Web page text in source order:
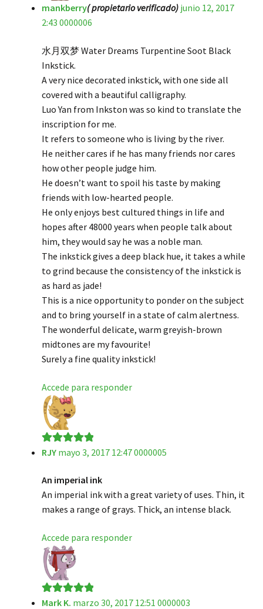
mankberry( propietario verificado) junio 12, 2017
2:43 0000006
水月双梦 Water Dreams Turpentine Soot Black
Inkstick.
A very nice decorated inkstick, with one side all
covered with a beautiful calligraphy.
Luo Yan from Inkston was so kind to translate the
inscription for me.
It refers to someone who is living by the river.
He neither cares if he has many friends nor cares
how other people judge him.
He doesn’t want to spoil his taste by making
friends with low-hearted people.
He only enjoys best cultured things in life and
hopes after 48000 years when people talk about
him, they would say he was a noble man.
The inkstick gives a deep black hue, it takes a while
to grind because the consistency of the inkstick is
as hard as jade!
This is a nice opportunity to ponder on the subject
and to bring yourself in a state of calm alertness.
The wonderful delicate, warm greyish-brown
midtones are my favourite!
Surely a fine quality inkstick!
Accede para responder
Valorado en 5
RJY mayo 3, 2017 12:47 0000005
An imperial ink
An imperial ink with a great variety of uses. Thin, it
makes a range of grays. Thick, an intense black.
Accede para responder
Valorado en5
Mark K. marzo 30, 2017 12:51 0000003